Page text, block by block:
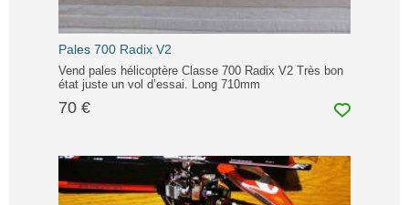
Pales 700 Radix V2
Vend pales hélicoptère Classe 700 Radix V2 Très bon
état juste un vol d’essai. Long 710mm
70 €